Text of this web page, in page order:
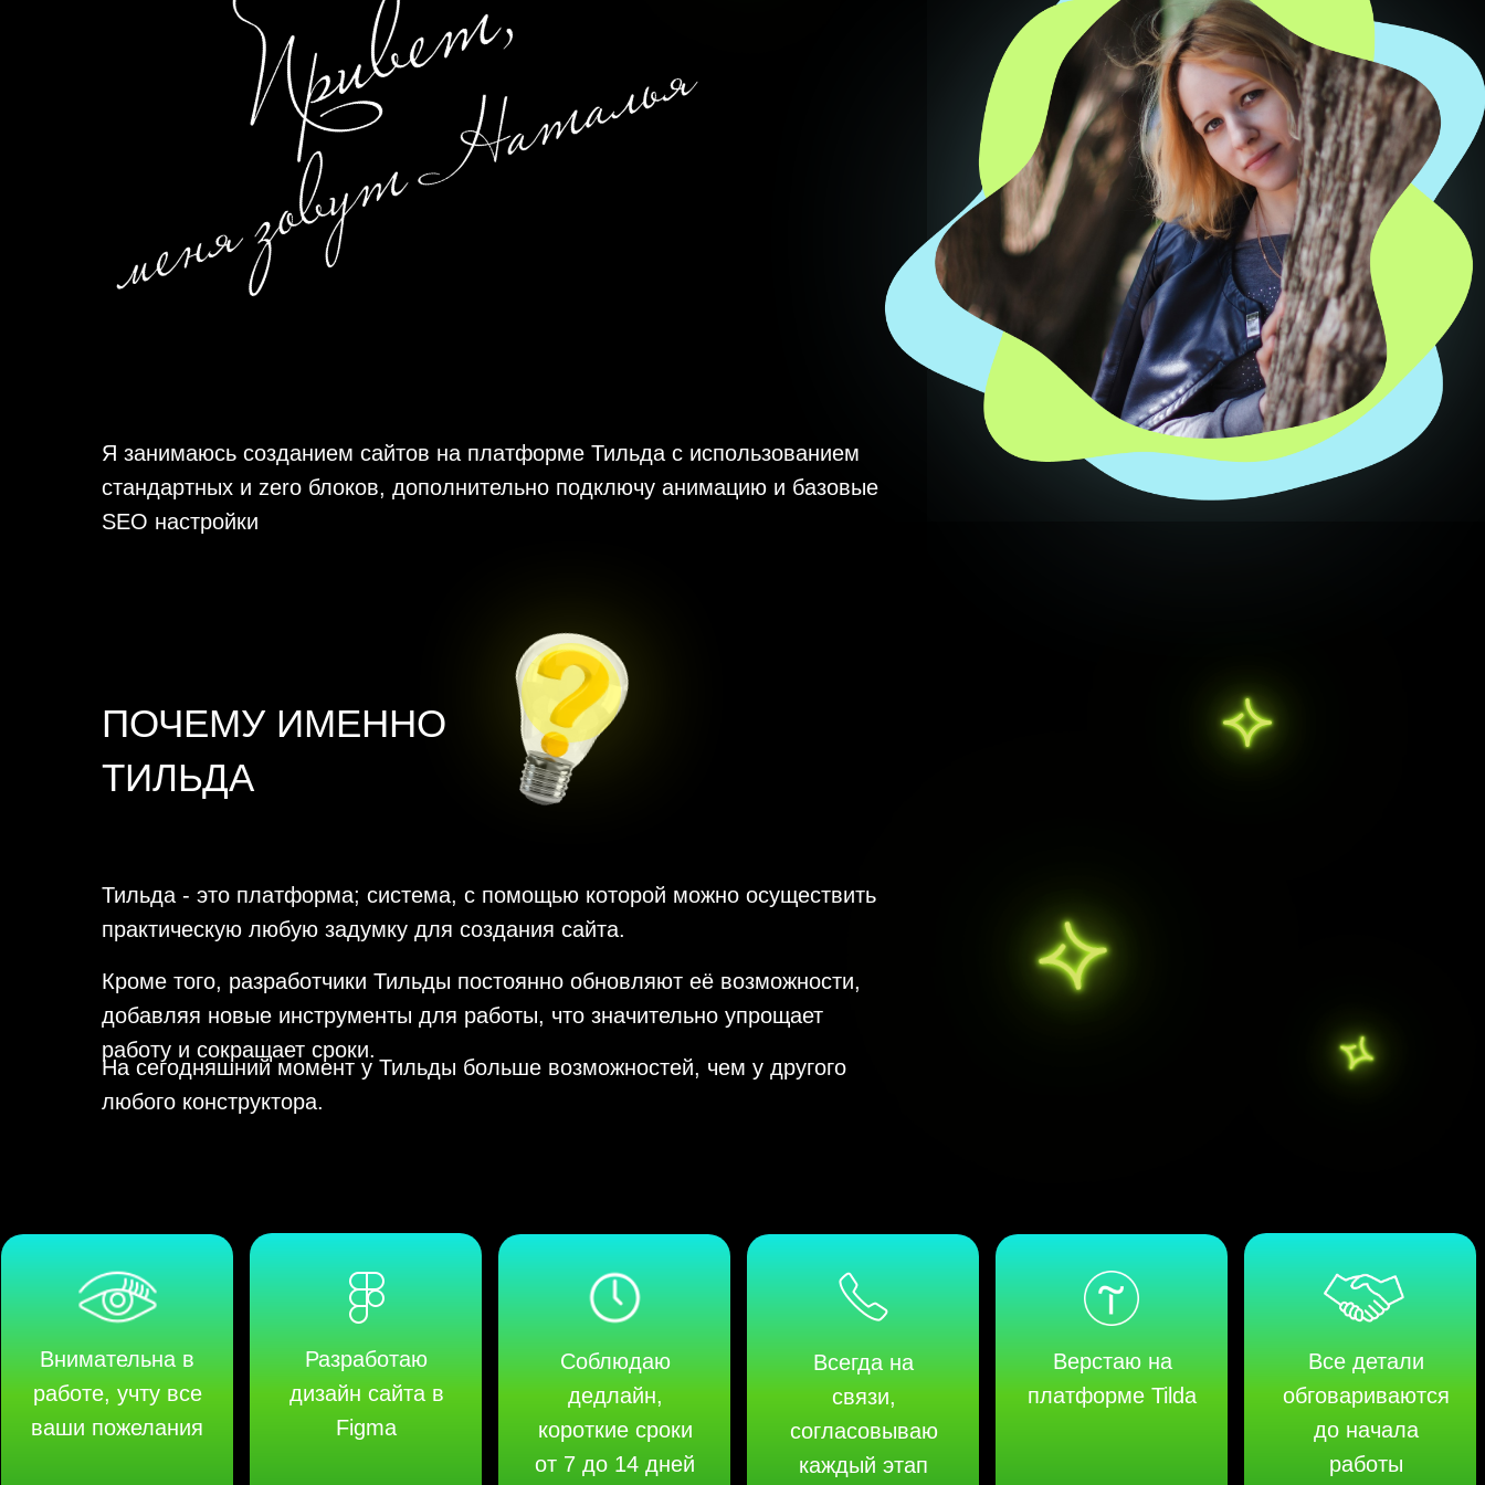
ПОЧЕМУ ИМЕННО
ТИЛЬДА
Кроме того, разработчики Тильды постоянно обновляют её возможности,
добавляя новые инструменты для работы, что значительно упрощает
работу и сокращает сроки.
Тильда - это платформа; система, с помощью которой можно осуществить
практическую любую задумку для создания сайта.
На сегодняшний момент у Тильды больше возможностей, чем у другого
любого конструктора.
Все детали
обговариваются
до начала
работы
Всегда на
связи,
согласовываю
каждый этап
Внимательна в
работе, учту все
ваши пожелания
Разработаю
дизайн сайта в
Figma
Соблюдаю
дедлайн,
короткие сроки
от 7 до 14 дней
Верстаю на
платформе Tilda
Я занимаюсь созданием сайтов на платформе Тильда с использованием
стандартных и zero блоков, дополнительно подключу анимацию и базовые
SEO настройки